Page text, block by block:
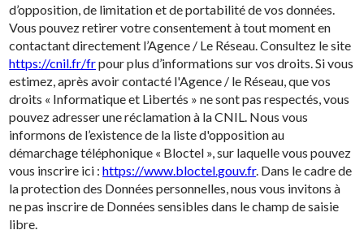
d’opposition, de limitation et de portabilité de vos données.
Vous pouvez retirer votre consentement à tout moment en
contactant directement l’Agence / Le Réseau. Consultez le site
https://cnil.fr/frpour plus d’informations sur vos droits. Si vous
estimez, après avoir contacté l'Agence / le Réseau, que vos
droits « Informatique et Libertés » ne sont pas respectés, vous
pouvez adresser une réclamation à la CNIL. Nous vous
informons de l’existence de la liste d'opposition au
démarchage téléphonique « Bloctel », sur laquelle vous pouvez
vous inscrire ici : https://www.bloctel.gouv.fr. Dans le cadre de
la protection des Données personnelles, nous vous invitons à
ne pas inscrire de Données sensibles dans le champ de saisie
libre.